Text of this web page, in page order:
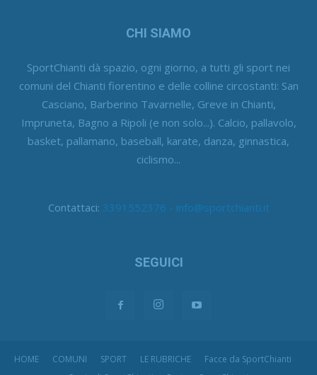
CHI SIAMO
SportChianti dà spazio, ogni giorno, a tutti gli sport nei
comuni del Chianti fiorentino e delle colline circostanti: San
Casciano, Barberino Tavarnelle, Greve in Chianti,
Impruneta, Bagno a Ripoli (e non solo...). Calcio, pallavolo,
basket, pallamano, baseball, karate, danza, ginnastica,
ciclismo...
Contattaci: 3391552376 - info@sportchianti.it
SEGUICI
HOME COMUNI SPORT LE RUBRICHE
Facce da SportChianti